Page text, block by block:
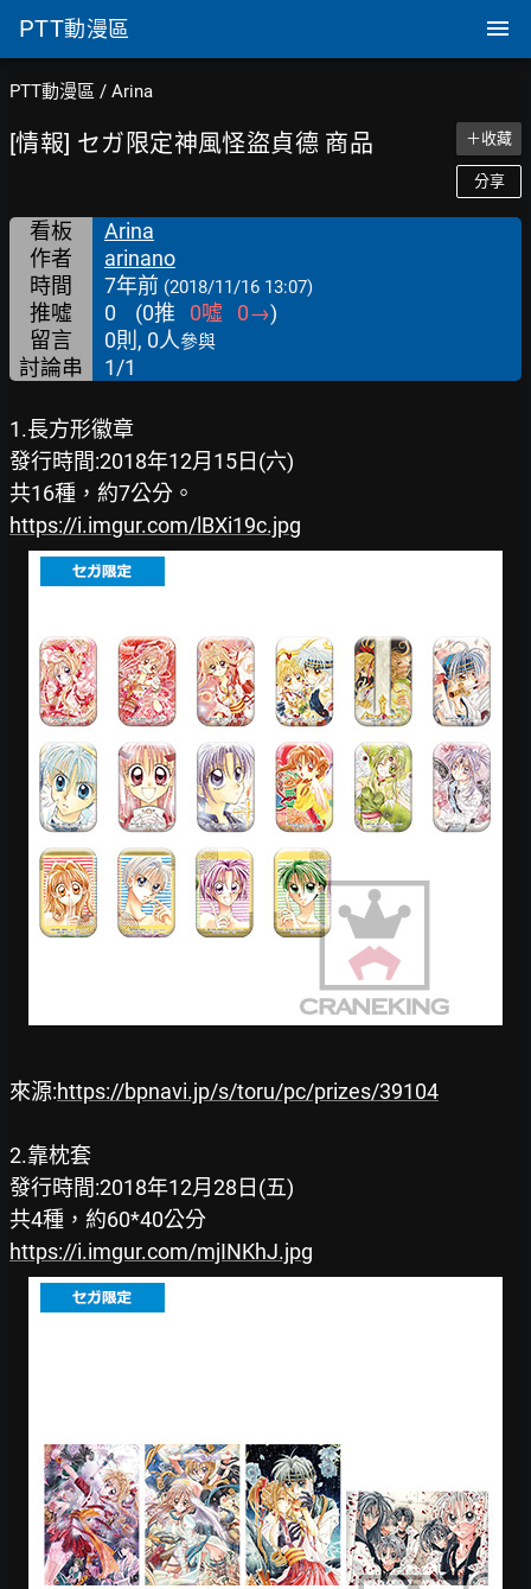
PTT動漫區
PTT動漫區 / Arina
[情報] セガ限定神風怪盜貞德 商品 ＋收藏
分享
看板
Arina
作者
arinano
時間
7年前 (2018/11/16 13:07)
推噓 0 (0推 0噓 0→)
留言
0則, 0人參與
討論串 1/1
1.長方形徽章
發行時間:2018年12月15日(六)
https://i.imgur.com/lBXi19c.jpg
來源:https://bpnavi.jp/s/toru/pc/prizes/39104
2.靠枕套
發行時間:2018年12月28日(五)
https://i.imgur.com/mjINKhJ.jpg